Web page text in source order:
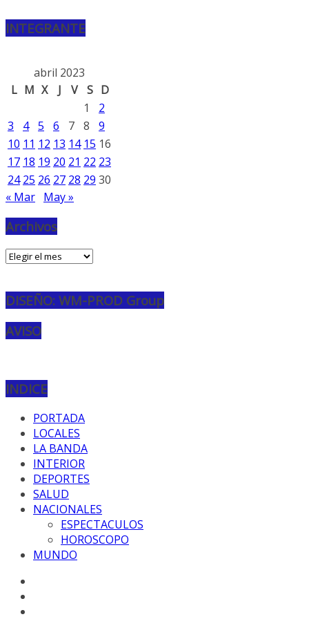
INTEGRANTE
abril 2023
L M X J V S D
1
2
3
4 5 6 7 8
9
10 11 12 13 14 15 16
17 18 19 20 21 22 23
24 25 26 27 28 29 30
« Mar May »
Archivos
Archivos
DISEÑO: WM-PROD Group
AVISO
INDICE
PORTADA
LOCALES
LA BANDA
INTERIOR
DEPORTES
SALUD
NACIONALES
ESPECTACULOS
HOROSCOPO
MUNDO